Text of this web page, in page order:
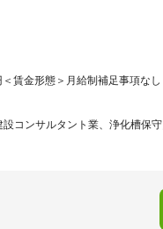
賃金形態＞月給制補足事項な
コンサルタント業、浄化槽保